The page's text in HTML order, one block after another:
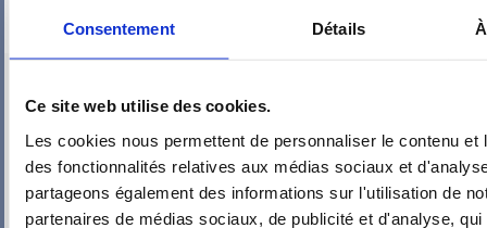
Consentement Détails
Ce site web utilise des cookies.
Les cookies nous permettent de personnaliser le contenu et
des fonctionnalités relatives aux médias sociaux et
partageons également des informations sur l'utilisation de
partenaires de médias sociaux, de publicité et d'analyse,